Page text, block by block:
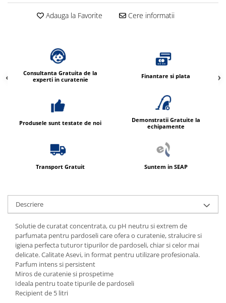
Dispensere rola hartie industriala
servetele faciale
Dozatoare sapun lichid
Uscatoare de maini si par
Uscatoare de par
Produse ingrijire personala
Sampon si gel de dus
Sapun lichid
Sapun spuma
Acoperitori toaleta
Cearceaf hartie & cearceaf hartie
Hartie igienica
Prosoape hartie pliate
Pungi igienice
Adauga la Favorite Cere informatii
Consultanta Gratuita de la
experti in curatenie
Finantare si plata
Produsele sunt testate de noi
Demonstratii Gratuite la
echipamente
Transport Gratuit Suntem in SEAP
Descriere
Solutie de curatat concentrata, cu pH neutru si extrem de
parfumata pentru pardoseli care ofera o curatenie, stralucire si
igiena perfecta tuturor tipurilor de pardoseli, chiar si celor mai
delicate. Calitate Asevi, in format pentru utilizare profesionala.
Parfum intens si persistent
Miros de curatenie si prospetime
Ideala pentru toate tipurile de pardoseli
Recipient de 5 litri